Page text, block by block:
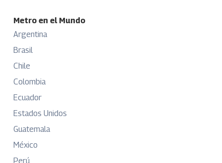
Metro en el Mundo
Argentina
Brasil
Chile
Colombia
Ecuador
Estados Unidos
Guatemala
México
Perú